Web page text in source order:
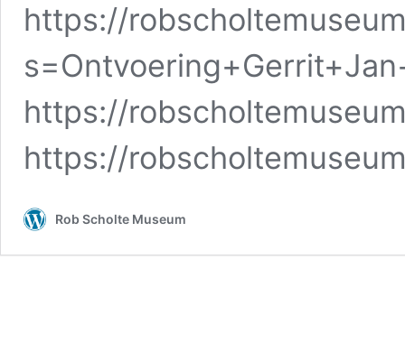
https://
https://
https://
Rob Scholte Museum